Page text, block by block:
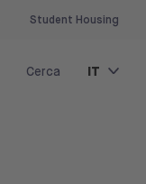
Student Housing
Cerca IT